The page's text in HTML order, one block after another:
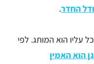
החדר.
עליו הוא המותג. לפי
הוא האמין